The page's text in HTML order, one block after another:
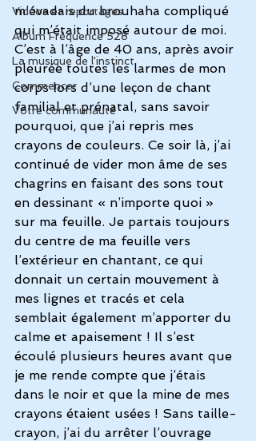
Vidéos et reportages
Album Fréquence 528
La musique de l'instinct
Commencer
Votre communauté
m’évadais du brouhaha compliqué
qui m’était imposé autour de moi.
C’est à l’âge de 40 ans, après avoir
pleurée toutes les larmes de mon
corps lors d’une leçon de chant
familial et prénatal, sans savoir
pourquoi, que j’ai repris mes
crayons de couleurs. Ce soir là, j’ai
continué de vider mon âme de ses
chagrins en faisant des sons tout
en dessinant « n’importe quoi »
sur ma feuille. Je partais toujours
du centre de ma feuille vers
l’extérieur en chantant, ce qui
donnait un certain mouvement à
mes lignes et tracés et cela
semblait également m’apporter du
calme et apaisement ! Il s’est
écoulé plusieurs heures avant que
je me rende compte que j’étais
dans le noir et que la mine de mes
crayons étaient usées ! Sans taille-
crayon, j’ai du arrêter l’ouvrage